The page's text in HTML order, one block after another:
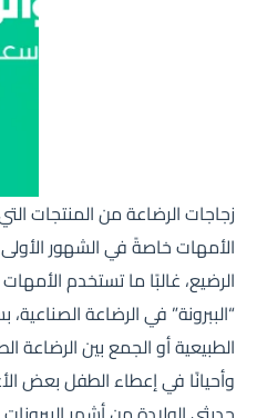
زجاجات الرضاعة من المنتجات
الأمهات خاصةً في الشهور
الرضيع، غالبًا ما تستخدم
“الببرونة” في الرضاعة
الطبيعية أو الجمع بين الرضاعة
وأحيانًا في إعطاء الطفل بعض